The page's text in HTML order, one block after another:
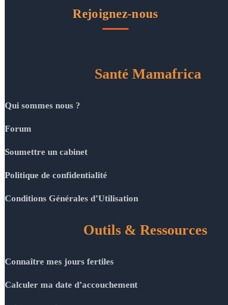
Rejoignez-nous
Santé Mamafrica
Qui sommes nous ?
Forum
Soumettre un cabinet
Politique de confidentialité
Conditions Générales d’Utilisation
Outils & Ressources
Connaître mes jours fertiles
Calculer ma date d’accouchement